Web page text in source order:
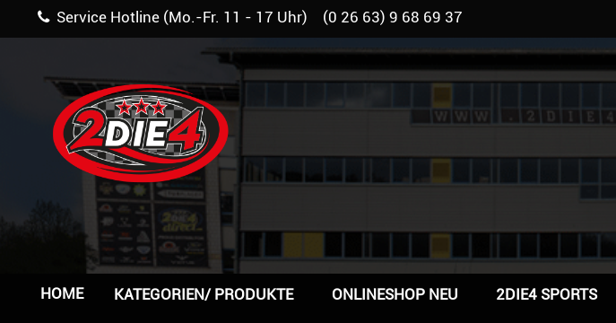
Service Hotline (Mo.-Fr. 11 - 17 Uhr) (0 26 63) 9 68 69 37
HOME KATEGORIEN/ PRODUKTE ONLINESHOP NEU 2DIE4 SPORTS